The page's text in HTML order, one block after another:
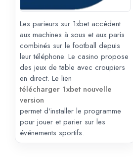
Les parieurs sur 1xbet accèdent
aux machines à sous et aux paris
combinés sur le football depuis
leur téléphone. Le casino propose
des jeux de table avec croupiers
en direct. Le lien
télécharger 1xbet nouvelle
version
permet d'installer le programme
pour jouer et parier sur les
événements sportifs.